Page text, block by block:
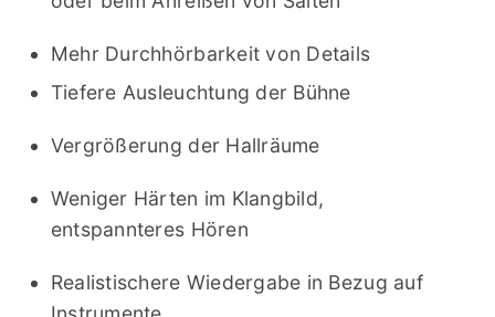
Mehr Durchhörbarkeit von Details
Tiefere Ausleuchtung der Bühne
Vergrößerung der Hallräume
Weniger Härten im Klangbild,
entspannteres Hören
Realistischere Wiedergabe in Bezug auf